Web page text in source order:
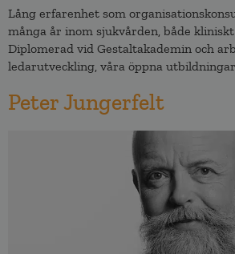
Lång erfarenhet som
många år inom sjukvården, både
Diplomerad vid Gestaltakademin och
ledarutveckling, våra öppna utbildningar
Peter Jungerfelt